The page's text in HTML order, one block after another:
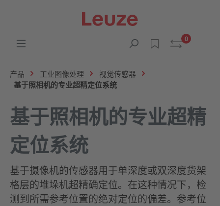
0
产品 工业图像处理
视觉传感器
基于照相机的专业超精定位系统
基于照相机的专业超精
定位系统
基于摄像机的传感器用于单深度或双深度货架
格层的堆垛机超精确定位。在这种情况下，检
测到所需参考位置的绝对定位的偏差。参考位